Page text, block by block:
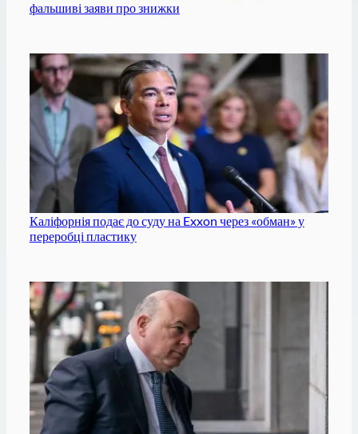
фальшиві заяви про знижки
Каліфорнія подає до суду на Exxon через «обман» у
переробці пластику